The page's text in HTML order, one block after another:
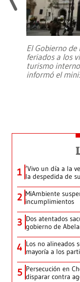
El Gobierno
feriados a los
turismo
informó el
1 ‘Vivo un día a la
la despedida de
2 MiAmbiente
incumplimientos
3 Dos atentados
gobierno de
4 Los no alineados
mayoría a los
5 Persecución en
disparar contra